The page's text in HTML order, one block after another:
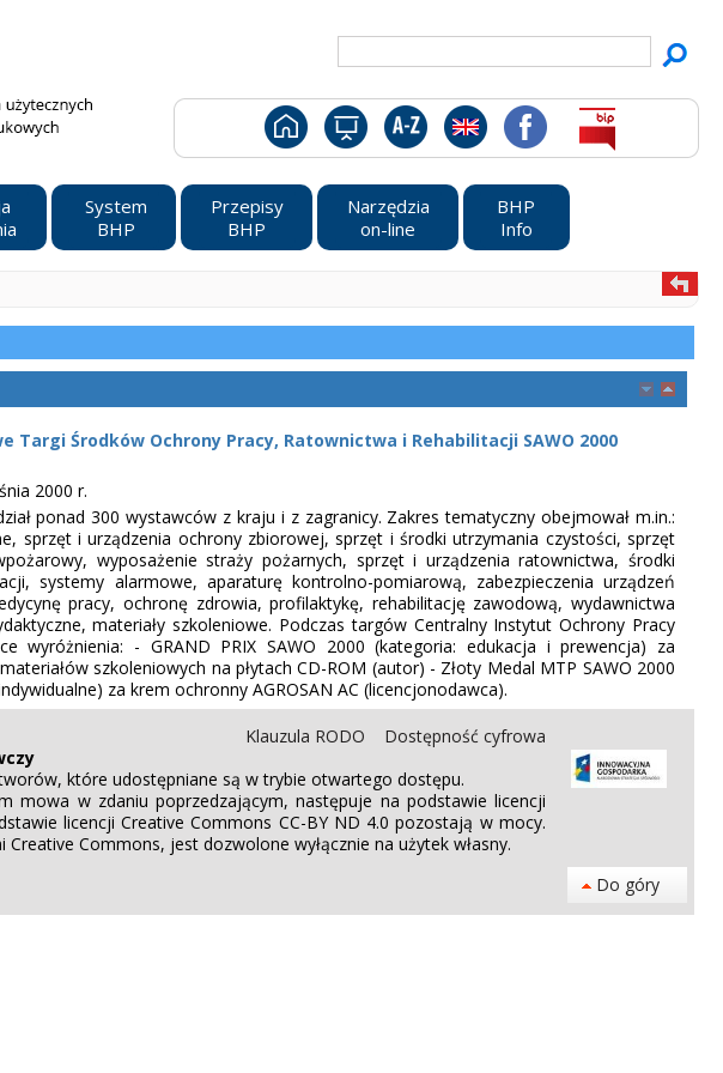
System
BHP
Przepisy
BHP
Narzędzia
on-line
BHP
Info
Targi Środków Ochrony Pracy, Ratownictwa i Rehabilitacji SAWO 2000
2000 r.
ponad 300 wystawców z kraju i z zagranicy. Zakres tematyczny obejmował m.in.:
sprzęt i urządzenia ochrony zbiorowej, sprzęt i środki utrzymania czystości, sprzęt
wyposażenie straży pożarnych, sprzęt i urządzenia ratownictwa, środki
systemy alarmowe, aparaturę kontrolno-pomiarową, zabezpieczenia urządzeń
pracy, ochronę zdrowia, profilaktykę, rehabilitację zawodową, wydawnictwa
materiały szkoleniowe. Podczas targów Centralny Instytut Ochrony Pracy
wyróżnienia: - GRAND PRIX SAWO 2000 (kategoria: edukacja i prewencja) za
szkoleniowych na płytach CD-ROM (autor) - Złoty Medal MTP SAWO 2000
za krem ochronny AGROSAN AC (licencjonodawca).
Klauzula RODO
Dostępność cyfrowa
które udostępniane są w trybie otwartego dostępu.
w zdaniu poprzedzającym, następuje na podstawie licencji
licencji Creative Commons CC-BY ND 4.0 pozostają w mocy.
Commons, jest dozwolone wyłącznie na użytek własny.
Do góry